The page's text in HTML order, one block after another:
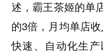
述，霸王茶姬的单
的3倍，月均单店收
快速、自动化生